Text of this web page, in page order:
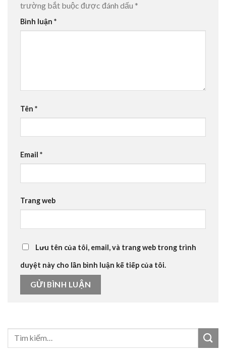
trường bắt buộc được đánh dấu *
Bình luận *
Tên *
Email *
Trang web
Lưu tên của tôi, email, và trang web trong trình
duyệt này cho lần bình luận kế tiếp của tôi.